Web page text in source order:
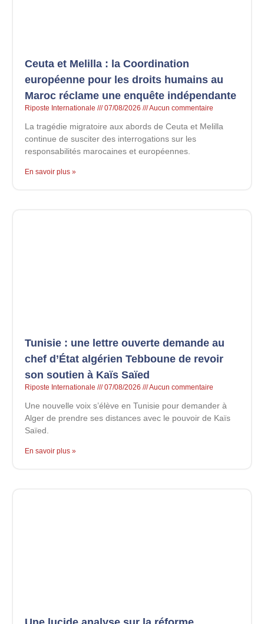
Ceuta et Melilla : la Coordination
européenne pour les droits humains au
Maroc réclame une enquête indépendante
Riposte Internationale 07/08/2026 Aucun commentaire
La tragédie migratoire aux abords de Ceuta et Melilla
continue de susciter des interrogations sur les
responsabilités marocaines et européennes.
En savoir plus »
Tunisie : une lettre ouverte demande au
chef d’État algérien Tebboune de revoir
son soutien à Kaïs Saïed
Riposte Internationale 07/08/2026 Aucun commentaire
Une nouvelle voix s’élève en Tunisie pour demander à
Alger de prendre ses distances avec le pouvoir de Kaïs
Saïed.
En savoir plus »